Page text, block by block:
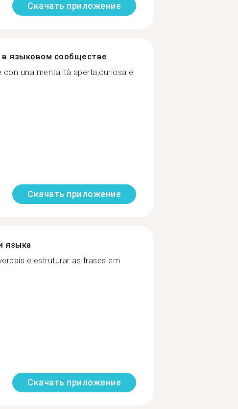
Скачать приложение
языковом сообществе
con una mentalità aperta,curiosa e
Скачать приложение
языка
e estruturar as frases em
Скачать приложение